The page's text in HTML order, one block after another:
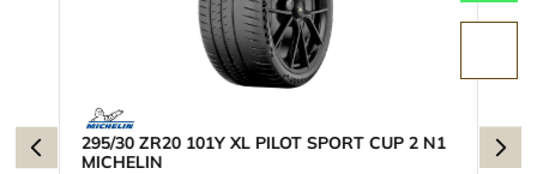
295/30 ZR20 101Y XL PILOT SPORT CUP 2 N1
MICHELIN